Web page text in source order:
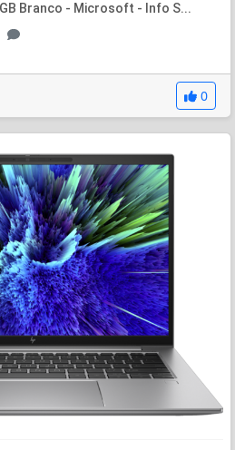
Branco - Microsoft - Info S...
0